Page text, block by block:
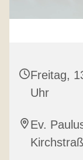
Freitag,
Uhr
Ev.